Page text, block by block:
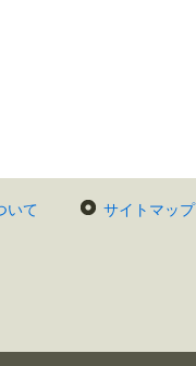
いて サイトマップ